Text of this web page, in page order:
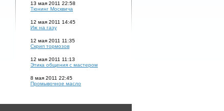
13 мая 2011 22:58
Тюнинг Москвича
12 мая 2011 14:45
Иж на газу
12 мая 2011 11:35
Скрип тормозов
12 мая 2011 11:13
Этика общения с мастером
8 мая 2011 22:45
Промывочное масло